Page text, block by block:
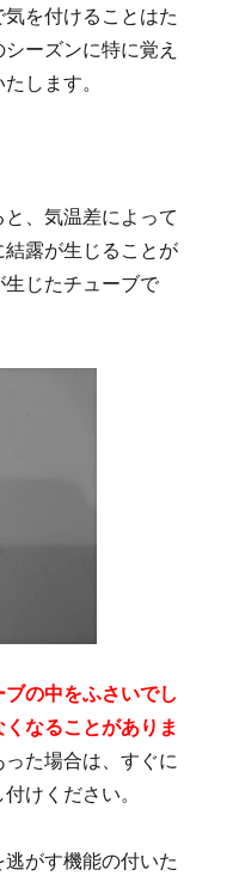
を付けることはた
ーズンに特に覚え
します。
、気温差によって
露が生じることが
生じたチューブで
の中をふさいでし
なることがありま
た場合は、すぐに
けください。
がす機能の付いた